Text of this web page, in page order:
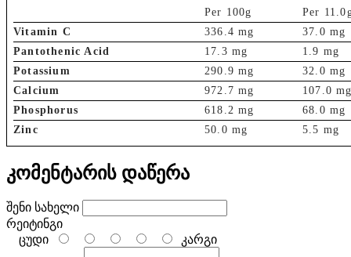
Per 100g
Per
Vitamin C
336.4 mg
37.0 mg
Pantothenic Acid
17.3 mg
1.9 mg
Potassium
290.9 mg
32.0 mg
Calcium
972.7 mg
107.0
Phosphorus
618.2 mg
68.0 mg
Zinc
50.0 mg 5.5 mg
კომენტარის დაწერა
შენი სახელი
რეიტინგი
ცუდი
კარგი